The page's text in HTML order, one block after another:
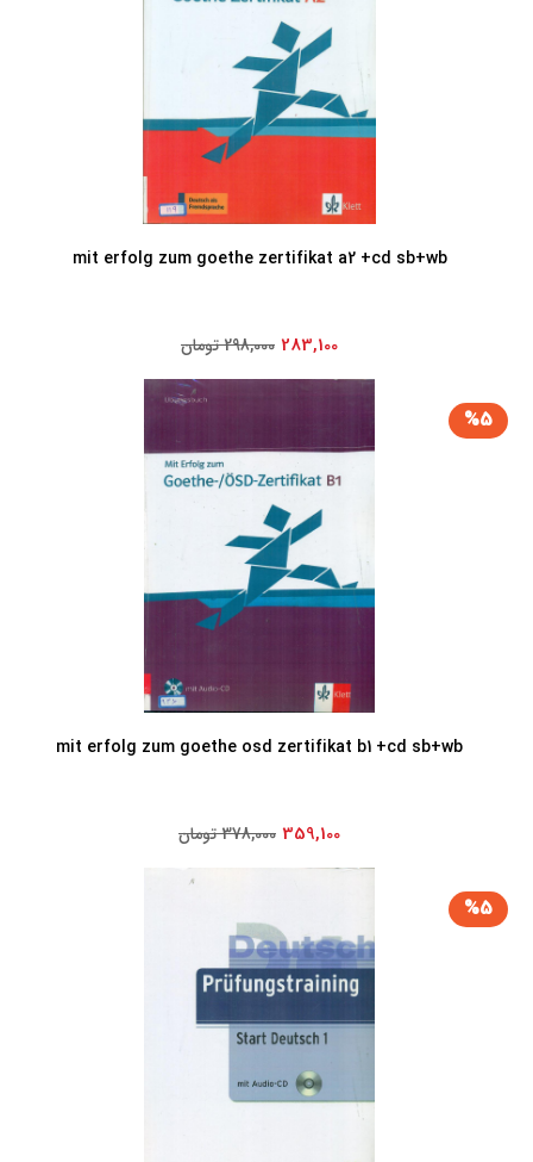
mit erfolg zum goethe zertifikat a2 +cd sb+wb
283,100 298,000 تومان
%5
mit erfolg zum goethe osd zertifikat b1 +cd sb+wb
359,100 378,000 تومان
%5